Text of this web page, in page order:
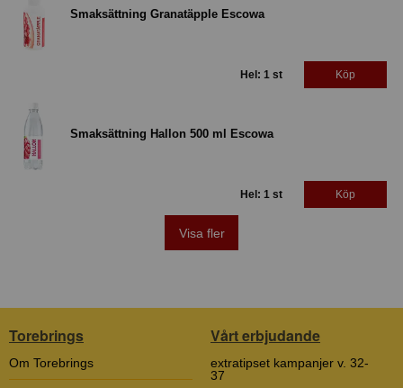
Smaksättning Granatäpple Escowa
Hel: 1 st Köp
Smaksättning Hallon 500 ml Escowa
Hel: 1 st Köp
Visa fler
Torebrings
Om Torebrings
Vårt erbjudande
extratipset kampanjer v. 32-
37